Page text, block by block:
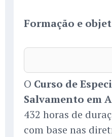
Formação e
O Curso de
Salvamento em
432 horas de
com base nas